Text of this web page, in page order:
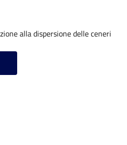
alla dispersione delle ceneri